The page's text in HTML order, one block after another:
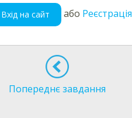
Вхід на сайт або Реєстрація
Попереднє завдання